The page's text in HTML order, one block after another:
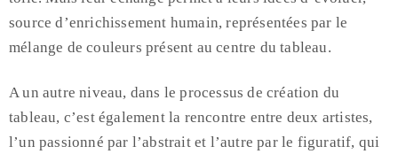
source d’enrichissement humain, représentées par le
mélange de couleurs présent au centre du tableau.
A un autre niveau, dans le processus de création du
tableau, c’est également la rencontre entre deux artistes,
l’un passionné par l’abstrait et l’autre par le figuratif, qui